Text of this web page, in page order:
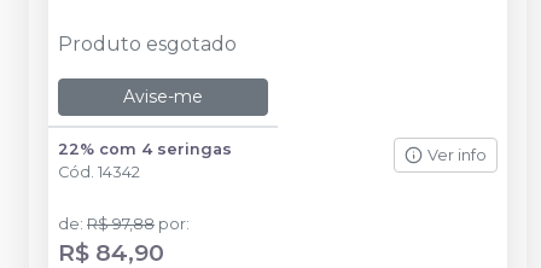
Produto esgotado
Avise-me
22% com 4 seringas
Cód. 14342
Ver info
de: R$ 97,88 por:
R$ 84,90